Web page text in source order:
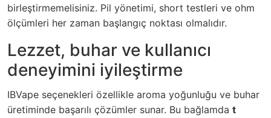
birleştirmemelisiniz. Pil yönetimi, short testleri ve ohm
ölçümleri her zaman başlangıç noktası olmalıdır.
Lezzet, buhar ve kullanıcı
deneyimini iyileştirme
IBVape seçenekleri özellikle aroma yoğunluğu ve buhar
üretiminde başarılı çözümler sunar. Bu bağlamda t